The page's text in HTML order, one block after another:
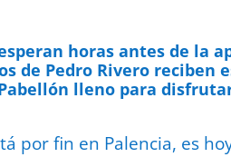
horas antes de la
de Pedro Rivero reciben
lleno para
por fin en Palencia, es